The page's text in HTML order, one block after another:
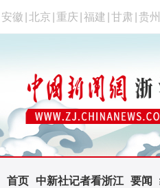
安徽 北京 重庆 福建 甘肃 贵州
首页 中新社记者看浙江 要闻